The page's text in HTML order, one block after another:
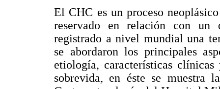
El CHC es un proceso
reservado en relación con un
registrado a nivel mundial una
se abordaron los principales
etiología, características
sobrevida, en éste se muestra